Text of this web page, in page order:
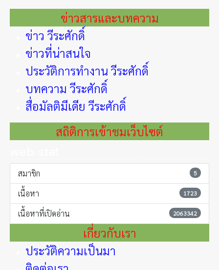
ข่าวสารและบทความ
ข่าว วีระศักดิ์
ข่าวที่น่าสนใจ
ประวัติการทำงาน วีระศักดิ์
บทความ วีระศักดิ์
สื่อมัลติมีเดีย วีระศักดิ์
สถิติการเข้าชมเว็บไซต์
สมาชิก 5
เนื้อหา 1723
เนื้อหาที่เปิดอ่าน 2063342
เกี่ยวกับเรา
ประวัติความเป็นมา